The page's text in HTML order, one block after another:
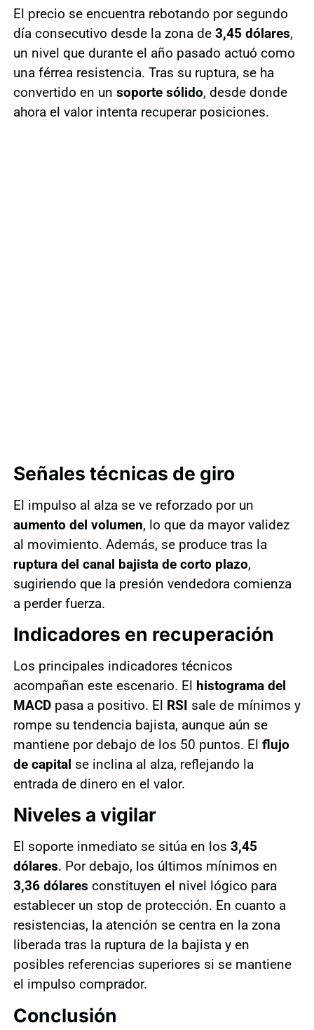
El precio se encuentra rebotando por segundo
día consecutivo desde la zona de 3,45 dólares,
un nivel que durante el año pasado actuó como
una férrea resistencia. Tras su ruptura, se ha
convertido en un soporte sólido, desde donde
ahora el valor intenta recuperar posiciones.
Señales técnicas de giro
El impulso al alza se ve reforzado por un
aumento del volumen, lo que da mayor validez
al movimiento. Además, se produce tras la
ruptura del canal bajista de corto plazo,
sugiriendo que la presión vendedora comienza
a perder fuerza.
Indicadores en recuperación
Los principales indicadores técnicos
acompañan este escenario. El histograma del
MACDpasa a positivo. El RSI sale de mínimos y
rompe su tendencia bajista, aunque aún se
mantiene por debajo de los 50 puntos. El flujo
de capital se inclina al alza, reflejando la
entrada de dinero en el valor.
Niveles a vigilar
El soporte inmediato se sitúa en los 3,45
dólares. Por debajo, los últimos mínimos en
3,36 dólares constituyen el nivel lógico para
establecer un stop de protección. En cuanto a
resistencias, la atención se centra en la zona
liberada tras la ruptura de la bajista y en
posibles referencias superiores si se mantiene
el impulso comprador.
Conclusión